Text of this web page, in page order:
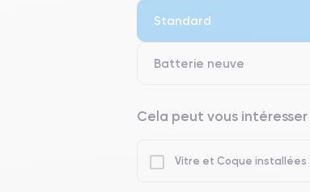
Standard
Batterie neuve
Cela peut vous intéresser
Vitre et Coque installées